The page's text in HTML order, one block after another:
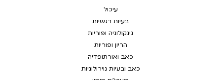
עיכול
בעיות רגשיות
גינקולוגיה ופוריות
הריון ופוריות
כאב ואורתופדיה
כאב ובעיות נוירולוגיות